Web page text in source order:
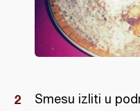
Smesu izliti u